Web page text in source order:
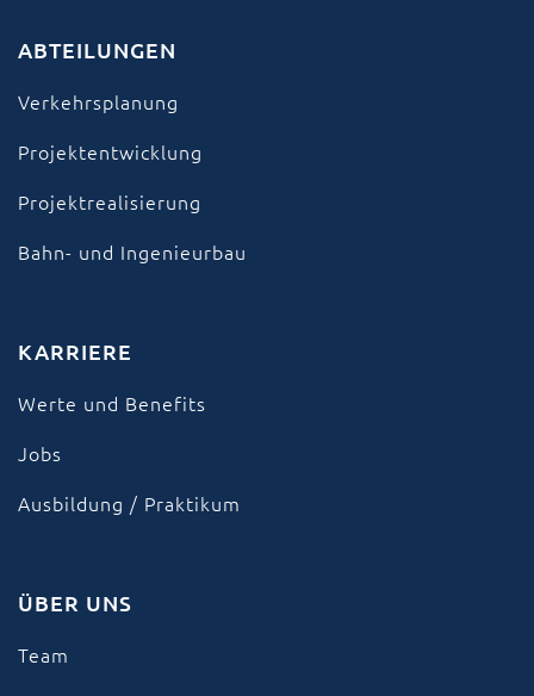
ABTEILUNGEN
Verkehrsplanung
Projektentwicklung
Projektrealisierung
Bahn- und Ingenieurbau
KARRIERE
Werte und Benefits
Jobs
Ausbildung / Praktikum
ÜBER UNS
Team